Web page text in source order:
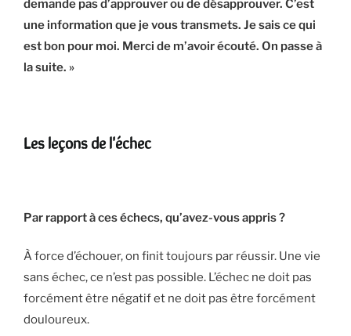
demande pas d’approuver ou de désapprouver. C’est
une information que je vous transmets. Je sais ce qui
est bon pour moi. Merci de m’avoir écouté. On passe à
la suite. »
Les leçons de l'échec
Par rapport à ces échecs, qu’avez-vous appris ?
À force d’échouer, on finit toujours par réussir. Une vie
sans échec, ce n’est pas possible. L’échec ne doit pas
forcément être négatif et ne doit pas être forcément
douloureux.